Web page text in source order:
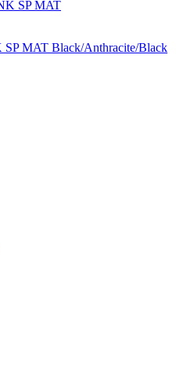
MAT Black/Anthracite/Black